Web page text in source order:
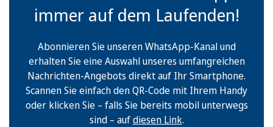
immer auf dem Laufenden!
Abonnieren Sie unseren WhatsApp-Kanal und
erhalten Sie eine Auswahl unseres umfangreichen
Nachrichten-Angebots direkt auf Ihr Smartphone.
Scannen Sie einfach den QR-Code mit Ihrem Handy
oder klicken Sie – falls Sie bereits mobil unterwegs
sind – aufdiesen Link.